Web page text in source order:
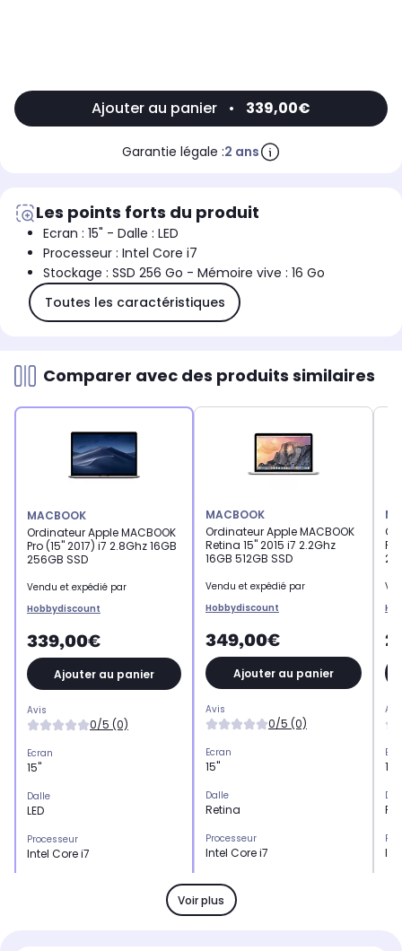
Ajouter au panier • 339,00€
Garantie légale :2 ans
Les points forts du produit
Ecran : 15" - Dalle : LED
Processeur : Intel Core i7
Stockage : SSD 256 Go - Mémoire vive : 16 Go
Toutes les caractéristiques
Comparer avec des produits similaires
MACBOOK
Ordinateur Apple MACBOOK
Pro (15" 2017) i7 2.8Ghz 16GB
256GB SSD
Vendu et expédié par
Hobbydiscount
339,00€
Ajouter au panier
Avis
0/5 (0)
Ecran
15"
Dalle
LED
Processeur
Intel Core i7
MACBOOK
Ordinateur Apple MACBOOK
Retina 15" 2015 i7 2.2Ghz
16GB 512GB SSD
Vendu et expédié par
Hobbydiscount
349,00€
Ajouter au panier
Avis
0/5 (0)
Ecran
15"
Dalle
Retina
Processeur
Intel Core i7
Stockage
SSD 128 Go
Voir plus